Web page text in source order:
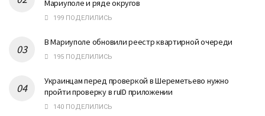
Мариуполе и ряде округов
199 ПОДЕЛИЛИСЬ
В Мариуполе обновили реестр квартирной очереди
195 ПОДЕЛИЛИСЬ
Украинцам перед проверкой в Шереметьево нужно
пройти проверку в ruID приложении
140 ПОДЕЛИЛИСЬ